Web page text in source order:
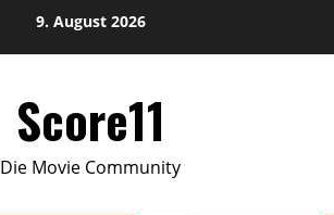
9. August 2026
Score11
Die Movie Community